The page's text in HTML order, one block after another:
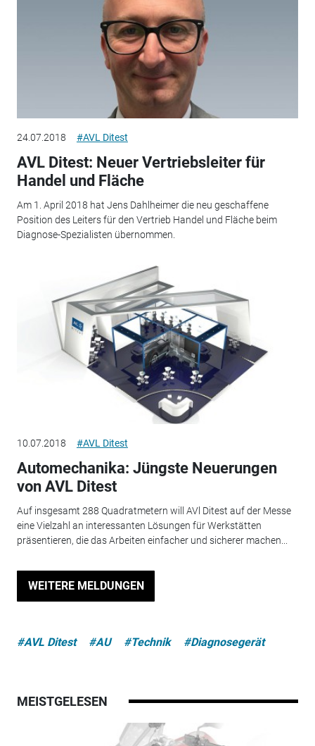
24.07.2018 #AVL Ditest
AVL Ditest: Neuer Vertriebsleiter für
Handel und Fläche
Am 1. April 2018 hat Jens Dahlheimer die neu geschaffene
Position des Leiters für den Vertrieb Handel und Fläche beim
Diagnose-Spezialisten übernommen.
10.07.2018 #AVL Ditest
Automechanika: Jüngste Neuerungen
von AVL Ditest
Auf insgesamt 288 Quadratmetern will AVl Ditest auf der Messe
eine Vielzahl an interessanten Lösungen für Werkstätten
präsentieren, die das Arbeiten einfacher und sicherer machen...
WEITERE MELDUNGEN
#AVL Ditest #AU #Technik #Diagnosegerät
MEISTGELESEN